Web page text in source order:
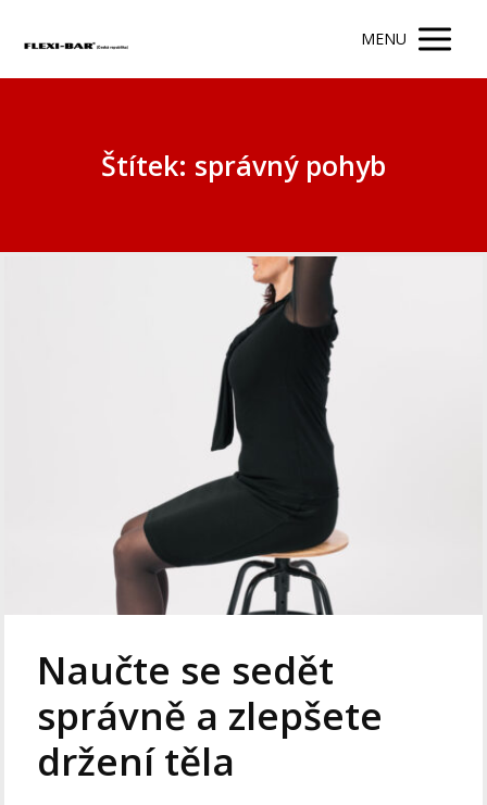
MENU
Štítek: správný pohyb
Naučte se sedět
správně a zlepšete
držení těla